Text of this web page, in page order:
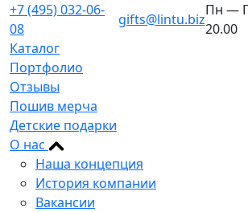
+7 (495) 032-06-
08
gifts@lintu.biz
Пн —
20.00
Каталог
Портфолио
Отзывы
Пошив мерча
Детские подарки
О нас
Наша концепция
История компании
Вакансии